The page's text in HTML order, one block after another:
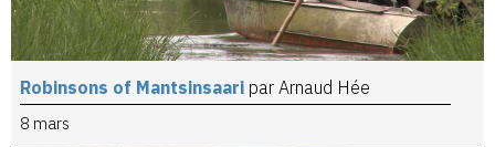
Robinsons of Mantsinsaari par Arnaud Hée
8 mars